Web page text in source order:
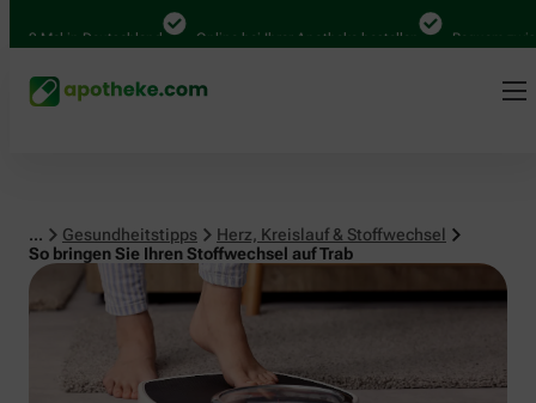
Mal in Deutschland Online bei Ihrer Apotheke bestellen Bequem
... Gesundheitstipps
Herz, Kreislauf & Stoffwechsel
So bringen Sie Ihren Stoffwechsel auf Trab
Herz, Kreislauf & Stoffwechsel